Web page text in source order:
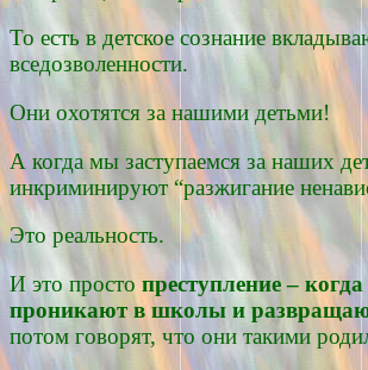
То есть в детское сознание
вседозволенности.
Они охотятся за нашими детьми!
А когда мы заступаемся за наших
инкриминируют “разжигание
Это реальность.
И это просто преступление –
проникают в школы и
потом говорят, что они такими